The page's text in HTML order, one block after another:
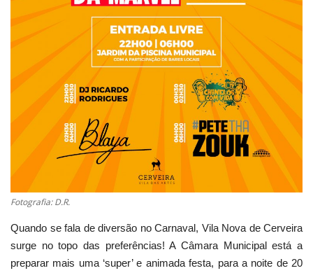
Lazer
Ambiente
Fotografia: D.R.
Quando se fala de diversão no Carnaval, Vila Nova de Cerveira
surge no topo das preferências! A Câmara Municipal está a
preparar mais uma ‘super’ e animada festa, para a noite de 20